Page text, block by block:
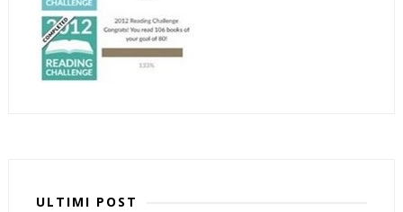
ULTIMI POST